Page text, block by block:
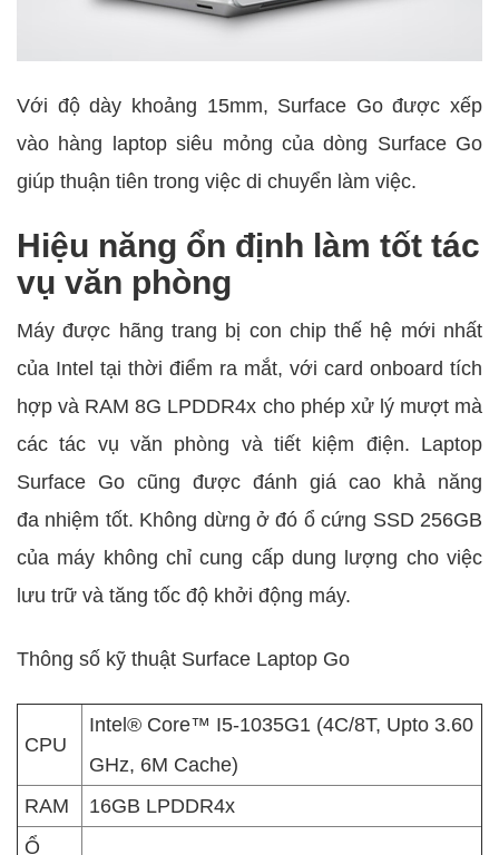
Với độ dày khoảng 15mm, Surface Go được xếp
vào hàng laptop siêu mỏng của dòng Surface Go
giúp thuận tiên trong việc di chuyển làm việc.
Hiệu năng ổn định làm tốt tác
vụ văn phòng
Máy được hãng trang bị con chip thế hệ mới nhất
của Intel tại thời điểm ra mắt, với card onboard tích
hợp và RAM 8G LPDDR4x cho phép xử lý mượt mà
các tác vụ văn phòng và tiết kiệm điện. Laptop
Surface Go cũng được đánh giá cao khả năng
đa nhiệm tốt. Không dừng ở đó ổ cứng SSD 256GB
của máy không chỉ cung cấp dung lượng cho việc
lưu trữ và tăng tốc độ khởi động máy.
Thông số kỹ thuật Surface Laptop Go
CPU
Intel® Core™ I5-1035G1 (4C/8T, Upto 3.60
GHz, 6M Cache)
RAM
16GB LPDDR4x
Ổ